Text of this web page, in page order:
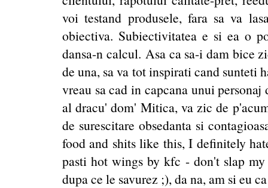
voi testand produsele, fara sa va
obiectiva. Subiectivitatea e si ea o
dansa-n calcul. Asa ca sa-i dam bice
de una, sa va tot inspirati cand sunteti
vreau sa cad in capcana unui
al dracu' dom' Mitica, va zic de
de surescitare obsedanta si
food and shits like this, I definitely
pasti hot wings by kfc - don't slap
dupa ce le savurez ;), da na, am si eu